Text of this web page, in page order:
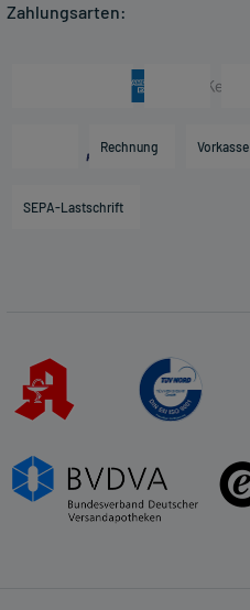
Zahlungsarten:
Rechnung Vorkasse
SEPA-Lastschrift